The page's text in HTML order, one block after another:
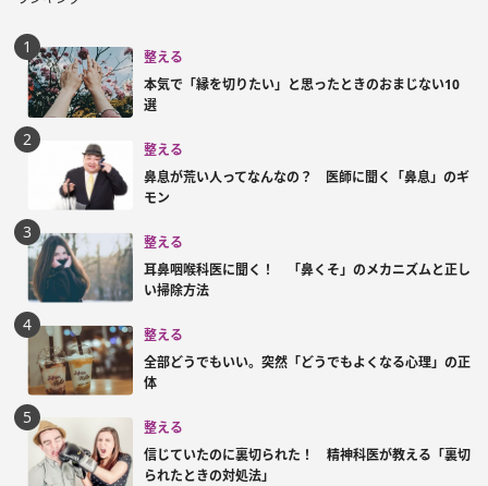
整える
本気で「縁を切りたい」と思ったときのおまじない10
選
整える
鼻息が荒い人ってなんなの？ 医師に聞く「鼻息」のギ
モン
整える
耳鼻咽喉科医に聞く！ 「鼻くそ」のメカニズムと正し
い掃除方法
整える
全部どうでもいい。突然「どうでもよくなる心理」の正
体
整える
信じていたのに裏切られた！ 精神科医が教える「裏切
られたときの対処法」